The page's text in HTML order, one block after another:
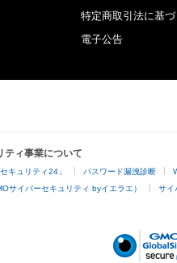
特定商取引法に基
電子公告
ティ事業について
キュリティ24」 パスワード漏洩診断
サイバーセキュリティ byイエラエ） サイ